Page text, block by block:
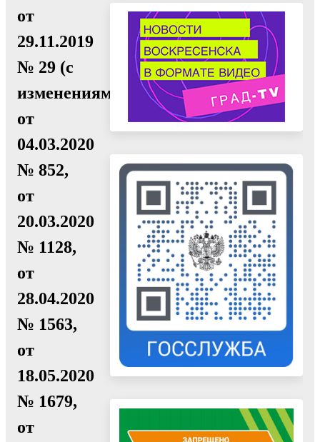
от
29.11.2019
№ 29 (с
изменениями
от
04.03.2020
№ 852,
от
20.03.2020
№ 1128,
от
28.04.2020
№ 1563,
от
18.05.2020
№ 1679,
от